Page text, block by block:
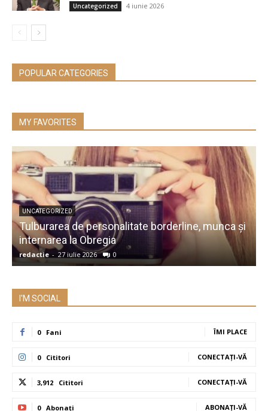
Uncategorized 4 iunie 2026
POPULAR CATEGORIES
MY FAVORITES
UNCATEGORIZED
Tulburarea de personalitate borderline, munca și
internarea la Obregia
redactie - 27 iulie 2026 0
I'M SOCIAL
0 Fani ÎMI PLACE
0 Cititori CONECTAȚI-VĂ
3,912 Cititori CONECTAȚI-VĂ
0 Abonați ABONAȚI-VĂ